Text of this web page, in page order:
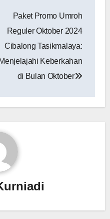
Paket Promo Umroh
Reguler Oktober 2024
‎Cibalong Tasikmalaya:
Menjelajahi Keberkahan
di Bulan Oktober